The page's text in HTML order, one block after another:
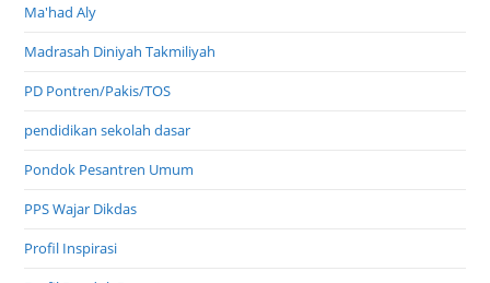
Ma'had Aly
Madrasah Diniyah Takmiliyah
PD Pontren/Pakis/TOS
pendidikan sekolah dasar
Pondok Pesantren Umum
PPS Wajar Dikdas
Profil Inspirasi